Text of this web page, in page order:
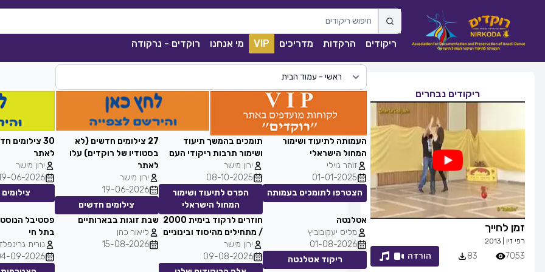
ריקודים הרקדות מדריכים VIP מי אנחנו רוקדים - נרקודה
ריקודים נבחרים
זמן לחייך
רפי זיו 2013
7053
83 הורדה
ככה מיום ליום
שגיא עזרן, שרון אלקסלסי |
2021
1839 הורדה
קסם הנשמה
סימה שאול|
הורדה
העמותה לתיעוד ושימור
המחול הישראלי
זוהר גוילי
01-01-2025
הצטרפו לתומכים בעמותה
תומכים בהמשך תיעוד
ושימור תרבות ריקודי העם
ירון מישר
08-10-2025
הפרס לתיעוד ושימור
המחול הישראלי
27 צילומים חדשים (לא
בסטודיו של רוקדים) עלו
לאתר
ירון מישר
19-06-2026
צילומים חדשים
30 צילומים
לאתר
ירון מישר
06-2026
אטלנטה
מליס יעקובוביץ
01-08-2026
ריקוד אטלנטה
חוזרים לרקוד בימית 2000
/ מתחילים מהיסוד ובינוניים
ירון מישר
09-08-2026
שבת זוגות בבארותיים
ליאור כהן
15-08-2026
פסטיבל
בתל חי
נורית
09-2026